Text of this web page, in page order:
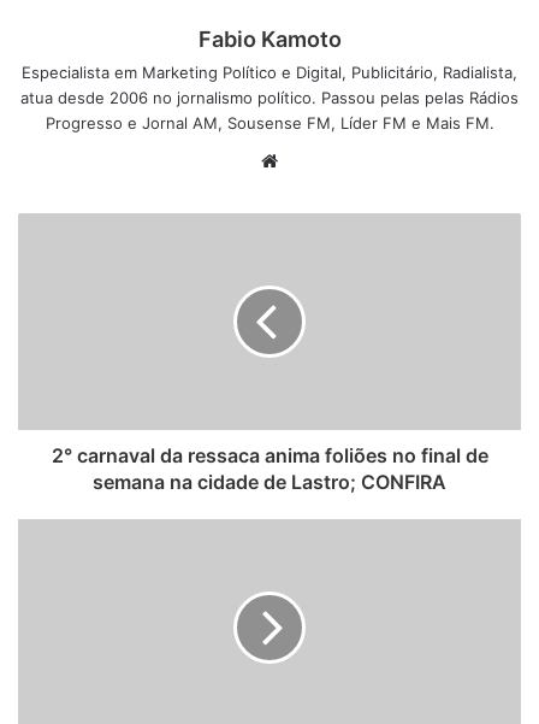
Fabio Kamoto
Especialista em Marketing Político e Digital, Publicitário, Radialista,
atua desde 2006 no jornalismo político. Passou pelas pelas Rádios
Progresso e Jornal AM, Sousense FM, Líder FM e Mais FM.
b
2° carnaval da ressaca anima foliões no final de
semana na cidade de Lastro; CONFIRA